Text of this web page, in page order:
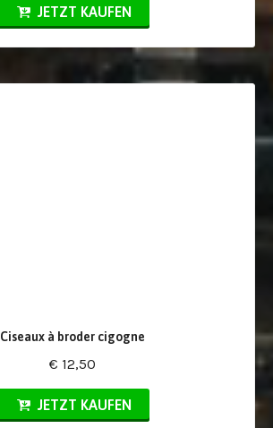
JETZT KAUFEN
Ciseaux à broder cigogne
€ 12,50
JETZT KAUFEN